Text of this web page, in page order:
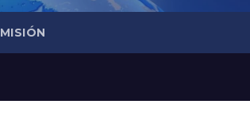
MISIÓN